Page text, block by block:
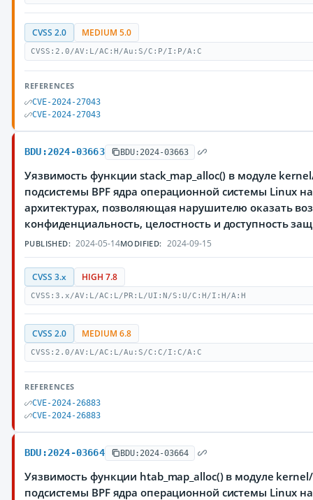
CVSS 2.0 MEDIUM 5.0
CVSS:2.0/AV:L/AC:H/Au:S/C:P/I:P/A:C
REFERENCES
CVE-2024-27043
CVE-2024-27043
BDU:2024-03663 BDU:2024-03663
Уязвимость функции stack_map_alloc() в модуле
подсистемы BPF ядра операционной системы Linux
архитектурах, позволяющая нарушителю оказать
конфиденциальность, целостность и доступность
PUBLISHED: 2024-05-14MODIFIED: 2024-09-15
CVSS 3.x HIGH 7.8
CVSS:3.x/AV:L/AC:L/PR:L/UI:N/S:U/C:H/I:H/A:H
CVSS 2.0 MEDIUM 6.8
CVSS:2.0/AV:L/AC:L/Au:S/C:C/I:C/A:C
REFERENCES
CVE-2024-26883
CVE-2024-26883
BDU:2024-03664 BDU:2024-03664
Уязвимость функции htab_map_alloc() в модуле
подсистемы BPF ядра операционной системы Linux